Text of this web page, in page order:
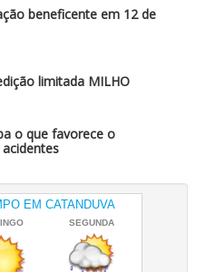
beneficente em 12 de
limitada MILHO
o que favorece o